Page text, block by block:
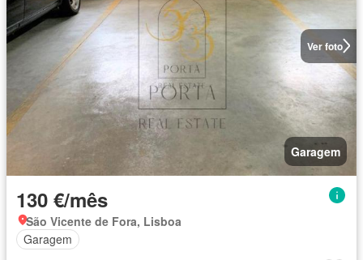
Ver foto
Garagem
130 €/mês
São Vicente de Fora, Lisboa
Garagem